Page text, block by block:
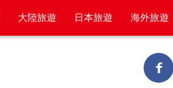
大陸旅遊 日本旅遊 海外旅遊